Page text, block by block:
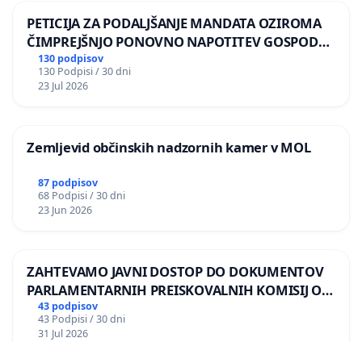
PETICIJA ZA PODALJŠANJE MANDATA OZIROMA
ČIMPREJŠNJO PONOVNO NAPOTITEV GOSPODA
BERNARDA ŠRAJNERJA NA VELEPOSLANIŠTVO
REPUBLIKE SLOVENIJE V MOSKVI
130 podpisov
130 Podpisi / 30 dni
23 Jul 2026
Zemljevid občinskih nadzornih kamer v MOL
87 podpisov
68 Podpisi / 30 dni
23 Jun 2026
ZAHTEVAMO JAVNI DOSTOP DO DOKUMENTOV
PARLAMENTARNIH PREISKOVALNIH KOMISIJ O
ILEGALNI TRGOVINI Z OROŽJEM
43 podpisov
43 Podpisi / 30 dni
31 Jul 2026